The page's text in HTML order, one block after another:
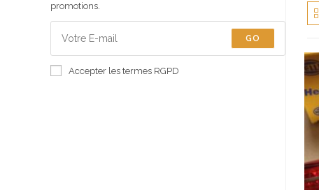
promotions.
GO
Accepter les termes RGPD